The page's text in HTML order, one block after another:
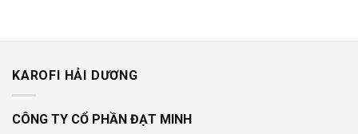
KAROFI HẢI DƯƠNG
CÔNG TY CỔ PHẦN ĐẠT MINH